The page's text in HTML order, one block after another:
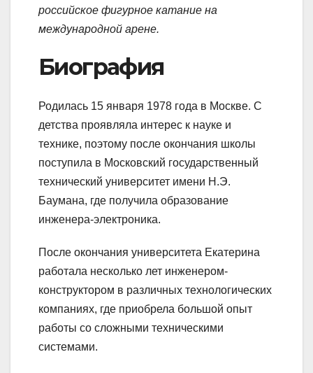
российское фигурное катание на
международной арене.
Биография
Родилась 15 января 1978 года в Москве. С
детства проявляла интерес к науке и
технике, поэтому после окончания школы
поступила в Московский государственный
технический университет имени Н.Э.
Баумана, где получила образование
инженера-электроника.
После окончания университета Екатерина
работала несколько лет инженером-
конструктором в различных технологических
компаниях, где приобрела большой опыт
работы со сложными техническими
системами.